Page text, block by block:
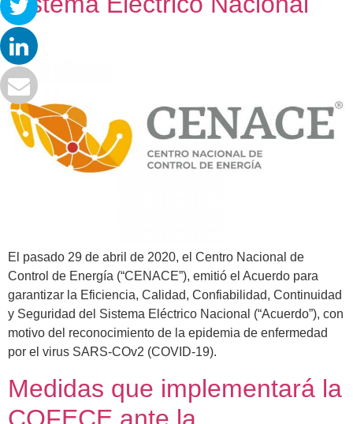
El pasado 29 de abril de 2020, el Centro Nacional de
Control de Energía (“CENACE”), emitió el Acuerdo para
garantizar la Eficiencia, Calidad, Confiabilidad, Continuidad
y Seguridad del Sistema Eléctrico Nacional (“Acuerdo”), con
motivo del reconocimiento de la epidemia de enfermedad
por el virus SARS-COv2 (COVID-19).
Medidas que implementará la
COFECE ante la